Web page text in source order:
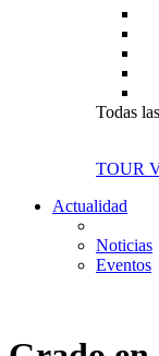
Todas
TOUR
Actualidad
Noticias
Eventos